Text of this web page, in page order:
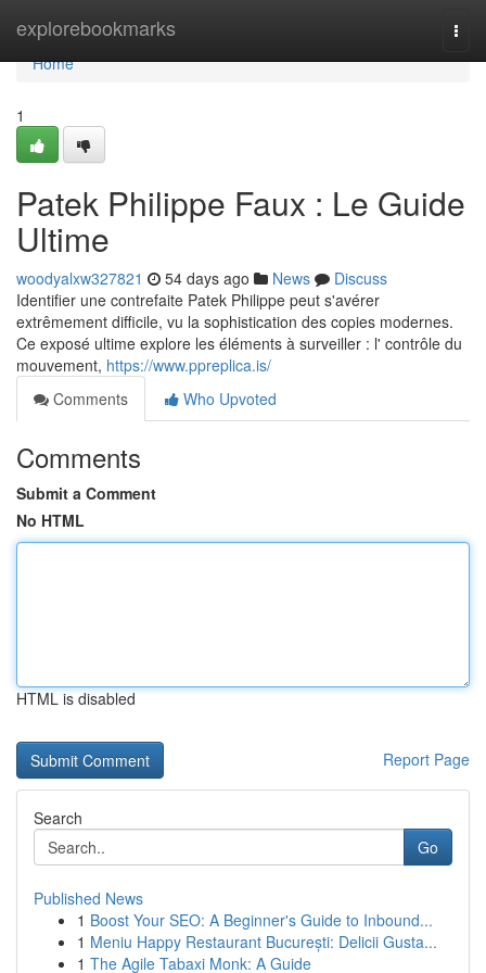
explorebookmarks
Home
Home
1
Patek Philippe Faux : Le Guide
Ultime
woodyalxw327821 54 days ago News
Discuss
Identifier une contrefaite Patek Philippe peut s'avérer
extrêmement difficile, vu la sophistication des copies modernes.
Ce exposé ultime explore les éléments à surveiller : l' contrôle du
mouvement, https://www.ppreplica.is/
Comments
Who Upvoted
Comments
Submit a Comment
No HTML
HTML is disabled
Report Page
Search
Go
Published News
1 Boost Your SEO: A Beginner's Guide to Inbound...
1 Meniu Happy Restaurant București: Delicii Gusta...
1 The Agile Tabaxi Monk: A Guide